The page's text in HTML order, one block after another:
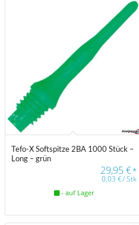
Tefo-X Softspitze 2BA 1000 Stück –
Long – grün
29,95€*
0,03 €/Stk
- auf Lager